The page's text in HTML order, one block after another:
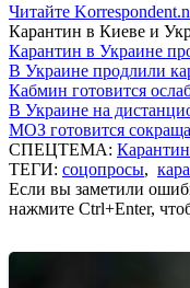
Читайте
Карантин в Киеве и
Карантин в Украине
В Украине продлили
Кабмин готовится
В Украине на
МОЗ готовится
СПЕЦТЕМА:
ТЕГИ: соцопросы,
Если вы заметили
нажмите Ctrl+Enter,